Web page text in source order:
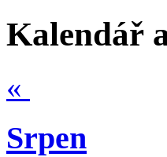
Kalendář
«
Srpen